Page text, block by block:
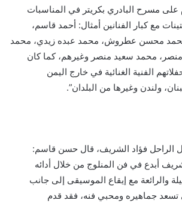
على مسرح البادري بكريتر في المناسبات
مع كبار الفنانين أمثال: أحمد قاسم،
محسن عطروش، محمد عبده زيدي، محمد
محمد سعيد منصر وغيرهم، كما كان
الفنية الغنائية في خارج اليمن
ولندن وغيرها من البلدان”.
الراحل فؤاد الشريف، قال حسن قاسم:
أبدع في فن المنلوج من خلال أدائه
والرائعة مع إيقاع الموسيقى إلى جانب
تسعد جماهيره ومحبي فنه، فقد قدم